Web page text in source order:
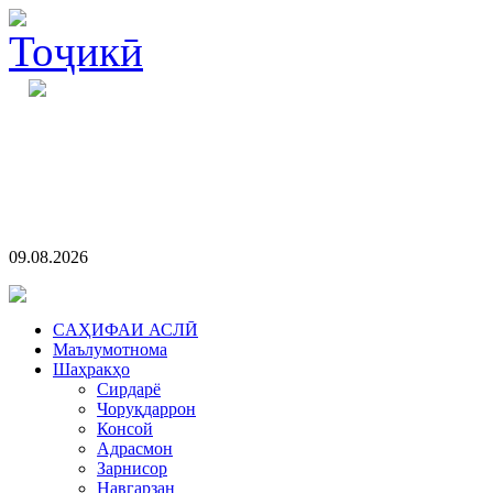
09.08.2026
CАҲИФАИ АСЛӢ
Маълумотнома
Шаҳракҳо
Сирдарё
Чоруқдаррон
Консой
Адрасмон
Зарнисор
Навгарзан